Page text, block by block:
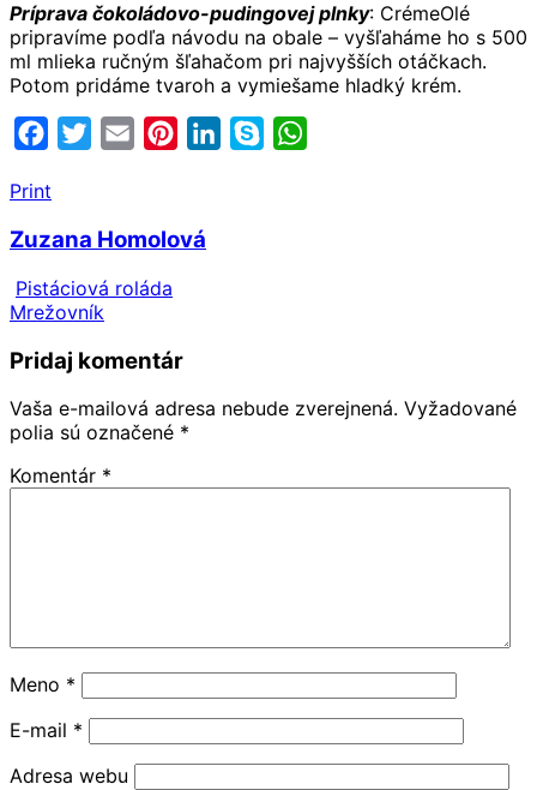
Príprava čokoládovo-pudingovej plnky: CrémeOlé
pripravíme podľa návodu na obale – vyšľaháme ho s 500
ml mlieka ručným šľahačom pri najvyšších otáčkach.
Potom pridáme tvaroh a vymiešame hladký krém.
FacebookTwitterEmail PinterestLinkedIn
Skype
Print
Zuzana Homolová
Pistáciová roláda
Mrežovník
Pridaj komentár
Vaša e-mailová adresa nebude zverejnená. Vyžadované
polia sú označené *
Komentár *
Meno *
E-mail *
Adresa webu